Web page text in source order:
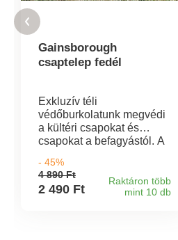
Gainsborough
csaptelep fedél
Exkluzív téli
védőburkolatunk megvédi
a kültéri csapokat és
csapokat a befagyástól. A
oxfordi szövet ellenáll a
fagynak, hónak vagy erős
esőnek. 210D
- 45%
4 890 Ft
2 490 Ft
Raktáron több
mint 10 db